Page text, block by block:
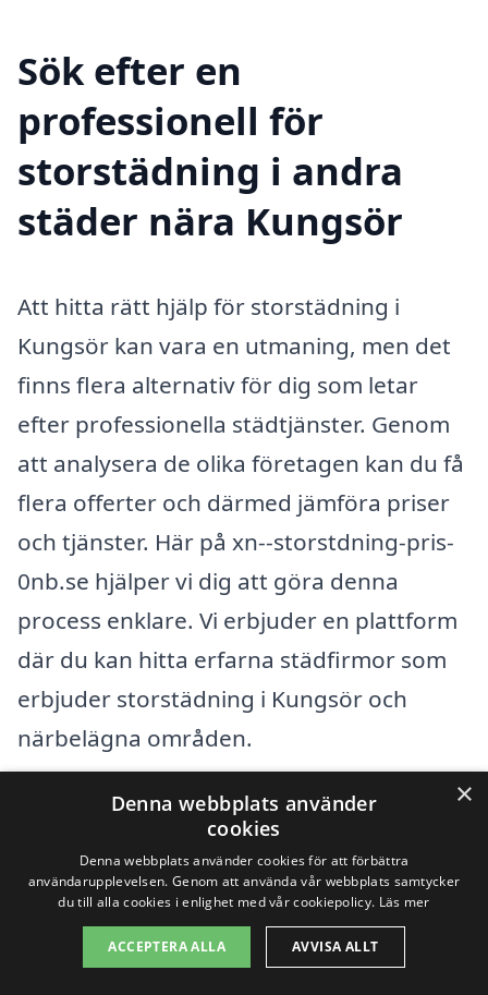
Sök efter en
professionell för
storstädning i andra
städer nära Kungsör
Att hitta rätt hjälp för storstädning i
Kungsör kan vara en utmaning, men det
finns flera alternativ för dig som letar
efter professionella städtjänster. Genom
att analysera de olika företagen kan du få
flera offerter och därmed jämföra priser
och tjänster. Här på xn--storstdning-pris-
0nb.se hjälper vi dig att göra denna
process enklare. Vi erbjuder en plattform
där du kan hitta erfarna städfirmor som
erbjuder storstädning i Kungsör och
närbelägna områden.
Några av de omkringliggande städerna
där du också kan hitta professionell
storstädning inkluderar:
Västerås
×
Denna webbplats använder
cookies
Denna webbplats använder cookies för att förbättra
användarupplevelsen. Genom att använda vår webbplats samtycker
du till alla cookies i enlighet med vår cookiepolicy. Läs mer
ACCEPTERA ALLA AVVISA ALLT